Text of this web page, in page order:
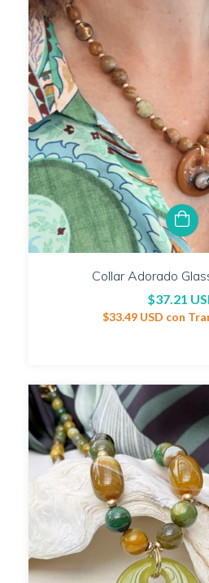
Collar Adorado
$37.21
$33.49 USD con